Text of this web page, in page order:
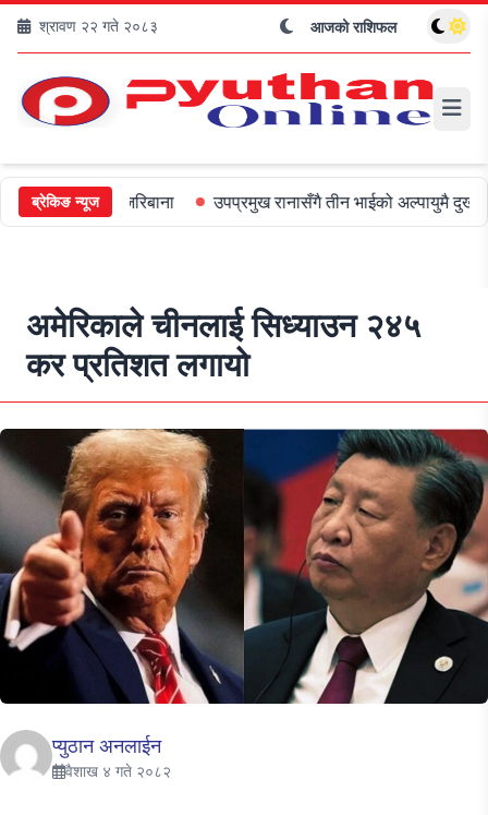
श्रावण २२ गते २०८३ आजको राशिफल
ब्रेकिङ न्यूज
५०० जरिबाना उपप्रमुख रानासँगै तीन भाईको अल्पायुमै दुखद निधन
अमेरिकाले चीनलाई सिध्याउन २४५
कर प्रतिशत लगायो
प्युठान अनलाईन
वैशाख ४ गते २०८२